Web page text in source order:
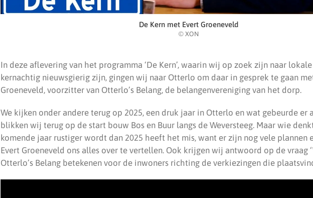
De Kern met Evert Groeneveld
© XON
In deze aflevering van het programma ‘De Kern’, waarin wij op zoek zijn naar
kernachtig nieuwsgierig zijn, gingen wij naar Otterlo om daar in gesprek te gaan
Groeneveld, voorzitter van Otterlo’s Belang, de belangenvereniging van het dorp.
We kijken onder andere terug op 2025, een druk jaar in Otterlo en wat gebeurde er
blikken wij terug op de start bouw Bos en Buur langs de Weversteeg. Maar wie
komende jaar rustiger wordt dan 2025 heeft het mis, want er zijn nog vele plannen
Evert Groeneveld ons alles over te vertellen. Ook krijgen wij antwoord op de vraag
Otterlo’s Belang betekenen voor de inwoners richting de verkiezingen die